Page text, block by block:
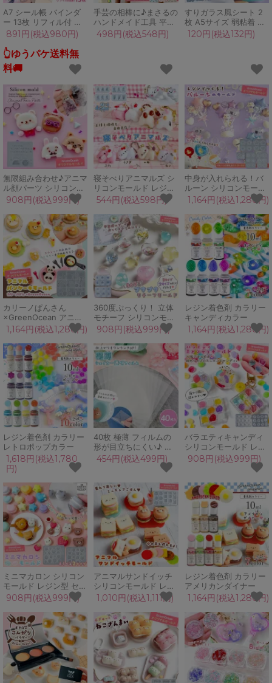
A7 シール帳 バインダ
ー 13枚 リフィル付 透
明 クリア 6穴 シール手
帳 シールバインダー は
がせる 剥がせる 台紙
ぷっくりシール 女の子
大人 推し活
891円(税込980円)
👆ゆうパケ送料無
料🚚
手芸の相棒に♪まさるの
ハンドメイド工具 平ヤ
ットコ 丸ヤットコ ニッ
パー やっとこ アクセサ
ン クラフト 便利アイテ
498円(税込548円)
すりガラス風シート 2
枚 A5サイズ 弱粘着 大
きめ 半透明 シェイカー
フィルム シール 擦りガ
ン 手芸 クラフト ハン
120円(税込132円)
無限組み合わせ♪アニマ
ル顔パーツ シリコンモ
ールド レジン型 セット
動物 アレンジ デコパー
ツ UVレジン 手芸 クラ
フト GreenOceanオリ
ジナル♪
908円(税込999円)
寝そべりアニマルズ シ
リコンモールド レジン
型 動物 猫 ねこ うさぎ
犬 ぶた キーホルダー
デコパーツ 立体 3d UV
レジン LED 手芸 クラ
544円(税込598円)
中身が入れられる！バ
ルーン シリコンモール
ド ストロー付き レジン
型 セット 風船 スティ
ックバルーン 推し活
UVレジン クラフト
GreenOceanオリジナ
ル♪
1,164円(税込1,280円)
カリーノぱんさん
×GreenOcean アニマ
ルパンケーキ シリコン
モールド セット コラボ
ミニチュアスイーツ カ
トラリー UVレジン
GreenOceanオリジナ
ル♪
1,164円(税込1,280円)
360度ぷっくり！ 立体
モチーフ シリコンモー
ルド レジン型 アクセサ
リー ハート 星 しずく
ドロップシール 立体
3d GreenOceanオリジ
ナル♪
908円(税込999円)
レジン着色剤 カラリー
キャンディカラー
1,164円(税込1,280円)
レジン着色剤 カラリー
レトロポップカラー
1,618円(税込1,780
円)
40枚 極薄 フィルムの
形が目立ちにくい♪ シ
ェイカー用 透明フィル
ム A7 大容量セット 透
専用 上質 シャカシャカ
レジン クラフト シリコ
ンモールド
454円(税込499円)
バラエティキャンディ
シリコンモールド レジ
ン型 あめ 飴 ドロップ
ジェリービーンズ 金平
UVレジン
GreenOceanオリジナ
908円(税込999円)
ミニマカロン シリコン
モールド レジン型 セッ
ト リアル ミニチュアス
イーツ 猫 うさぎ クマ
めんだこ UVレジン
GreenOceanオリジナ
ル♪
908円(税込999円)
アニマルサンドイッチ
シリコンモールド レジ
ン型 ハンバーガー フル
ーツサンド パン ミニチ
ュアスイーツ UVレジ
ン クラフト
GreenOceanオリジナ
ル♪
1,010円(税込1,111円)
レジン着色剤 カラリー
アメリカンダイナー
1,164円(税込1,280円)